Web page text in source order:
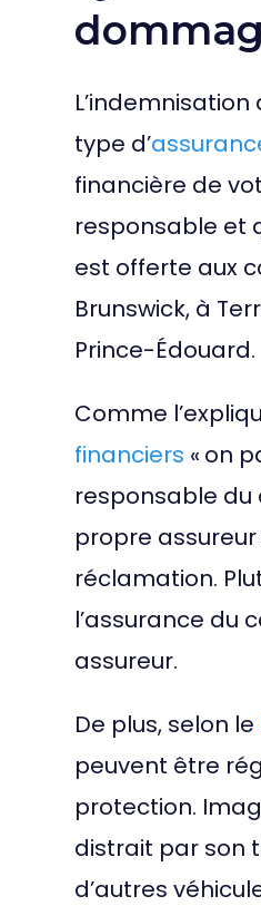
type d’
financière de
responsable et
est offerte aux
Brunswick, à
Prince-Édouard.
Comme
financiers « on
responsable
propre
réclamation.
l’assurance du
assureur.
De plus, selon le
peuvent être
protection.
distrait par son
d’autres